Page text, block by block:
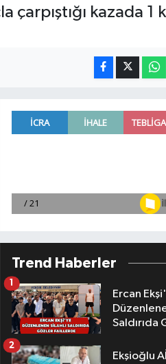
kazada 1
Trend Haberler
Ercan
Saldırıda
1
Ekşioğlu
2